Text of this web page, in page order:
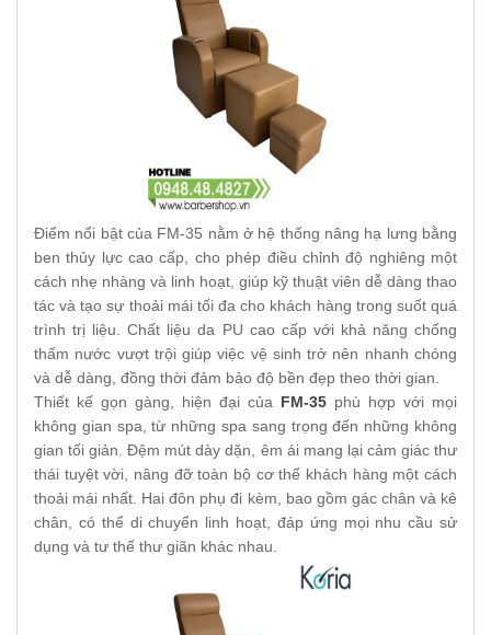
Điểm nổi bật của FM-35 nằm ở hệ thống nâng hạ lưng bằng
ben thủy lực cao cấp, cho phép điều chỉnh độ nghiêng một
cách nhẹ nhàng và linh hoạt, giúp kỹ thuật viên dễ dàng thao
tác và tạo sự thoải mái tối đa cho khách hàng trong suốt quá
trình trị liệu. Chất liệu da PU cao cấp với khả năng chống
thấm nước vượt trội giúp việc vệ sinh trở nên nhanh chóng
và dễ dàng, đồng thời đảm bảo độ bền đẹp theo thời gian.
Thiết kế gọn gàng, hiện đại của FM-35 phù hợp với mọi
không gian spa, từ những spa sang trọng đến những không
gian tối giản. Đệm mút dày dặn, êm ái mang lại cảm giác thư
thái tuyệt vời, nâng đỡ toàn bộ cơ thể khách hàng một cách
thoải mái nhất. Hai đôn phụ đi kèm, bao gồm gác chân và kê
chân, có thể di chuyển linh hoạt, đáp ứng mọi nhu cầu sử
dụng và tư thế thư giãn khác nhau.